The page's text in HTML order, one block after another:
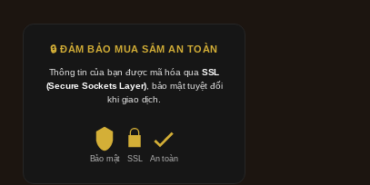
🔒 ĐẢM BẢO MUA SẮM AN TOÀN
Thông tin của bạn được mã hóa qua SSL
(Secure Sockets Layer) , bảo mật tuyệt đối
khi giao dịch.
Bảo mật SSL An toàn